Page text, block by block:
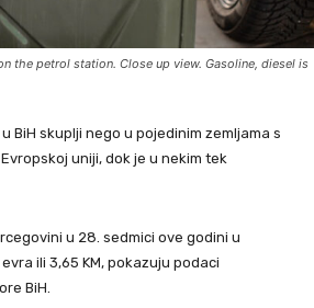
the petrol station. Close up view. Gasoline, diesel is
BiH skuplji nego u pojedinim zemljama s
uniji, dok je u nekim tek
u 28. sedmici ove godini u
ili 3,65 KM, pokazuju podaci
BiH.